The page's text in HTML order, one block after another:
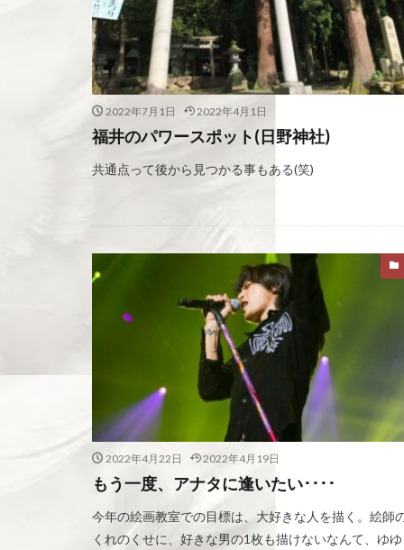
2022年7月1日 2022年4月1日
福井のパワースポット(日野神社)
共通点って後から見つかる事もある(笑)
2022年4月22日 2022年4月19日
もう一度、アナタに逢いたい････
今年の絵画教室での目標は、大好きな人を描く。絵師
くれのくせに、好きな男の1枚も描けないなんて、ゆ